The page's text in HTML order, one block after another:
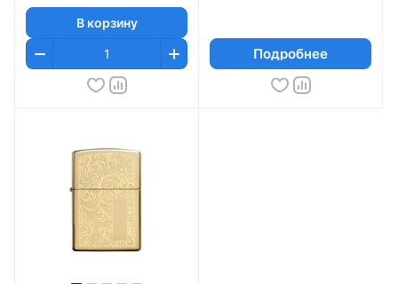
В корзину
Подробнее